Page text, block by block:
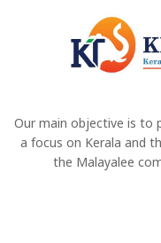
Our main objective is to
a focus on Kerala and
the Malayalee